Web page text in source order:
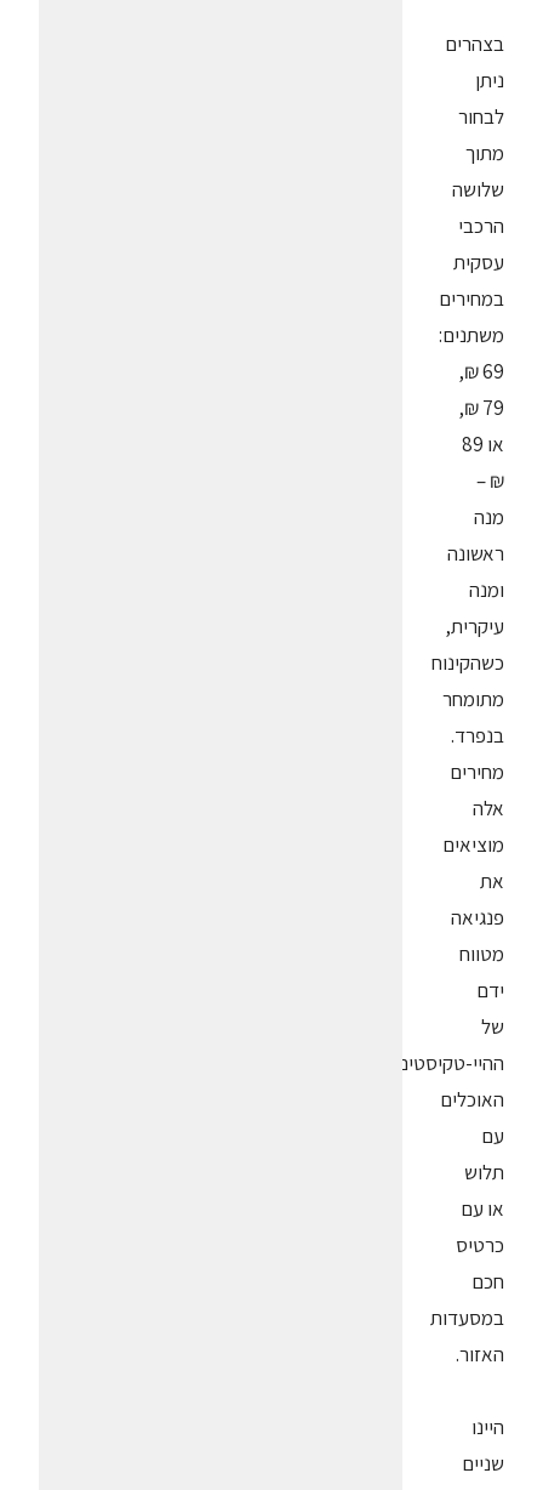
בצהרים
ניתן
לבחור
מתוך
שלושה
הרכבי
עסקית
במחירים
משתנים:
69 ₪,
79 ₪,
או 89
₪ –
מנה
ראשונה
ומנה
עיקרית,
כשהקינוח
מתומחר
בנפרד.
מחירים
אלה
מוציאים
את
פנגיאה
מטווח
ידם
של
ההיי-טקיסטים
האוכלים
עם
תלוש
או עם
כרטיס
חכם
במסעדות
האזור.
היינו
שניים